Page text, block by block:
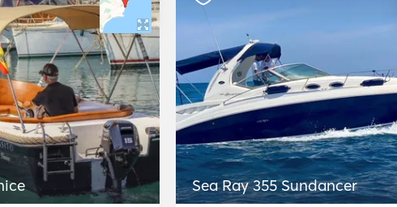
Sea Ray 355 Sundancer